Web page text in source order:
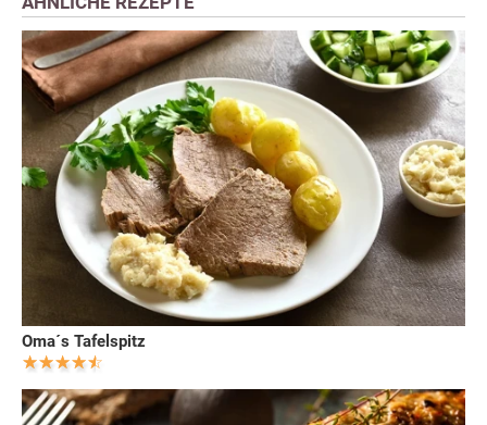
Oma´s Tafelspitz